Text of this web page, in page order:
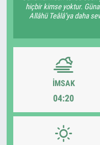
hiçbir kimse yoktur.
Allâhü Teâlâ’ya daha
İMSAK
04:20